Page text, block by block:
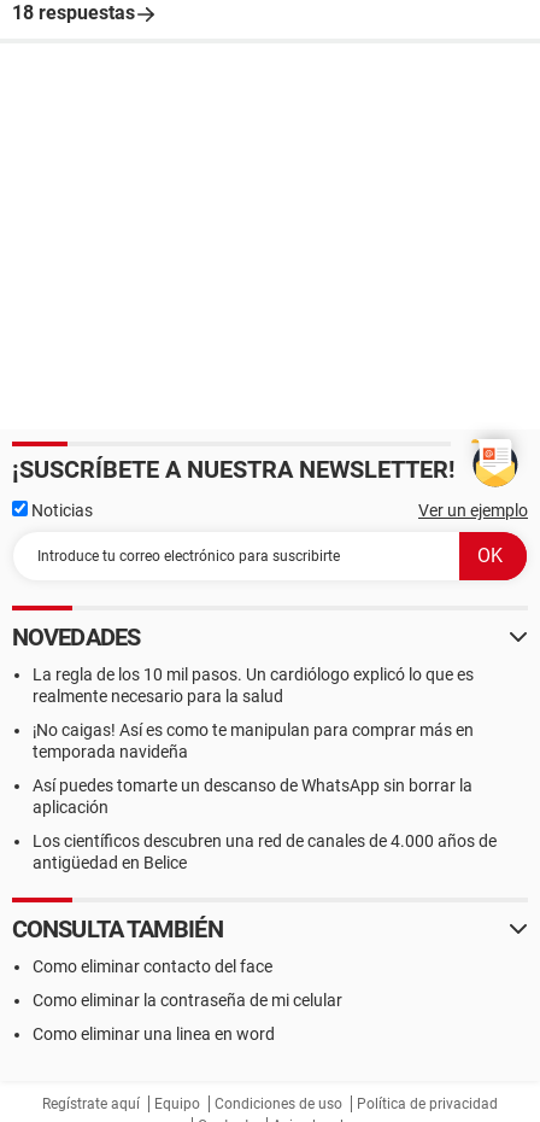
18 respuestas
¡SUSCRÍBETE A NUESTRA NEWSLETTER!
Noticias Ver un ejemplo
NOVEDADES
La regla de los 10 mil pasos. Un cardiólogo explicó lo que es
realmente necesario para la salud
¡No caigas! Así es como te manipulan para comprar más en
temporada navideña
Así puedes tomarte un descanso de WhatsApp sin borrar la
aplicación
Los científicos descubren una red de canales de 4.000 años de
antigüedad en Belice
CONSULTA TAMBIÉN
Como eliminar contacto del face
Como eliminar la contraseña de mi celular
Como eliminar una linea en word
Regístrate aquí Equipo Condiciones de uso
Política de privacidad